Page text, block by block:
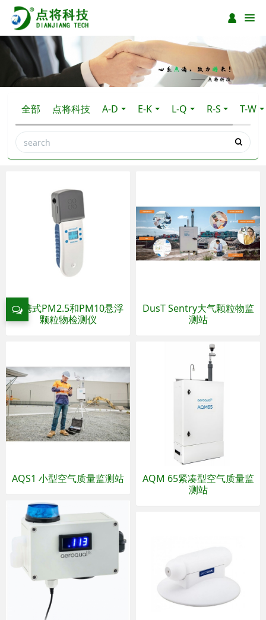
全部 点将科技 A-D E-K L-Q R-S T-W
便携式PM2.5和PM10悬浮
颗粒物检测仪
DusT Sentry大气颗粒物监
测站
AQS1 小型空气质量监测站
AQM 65紧凑型空气质量监
测站